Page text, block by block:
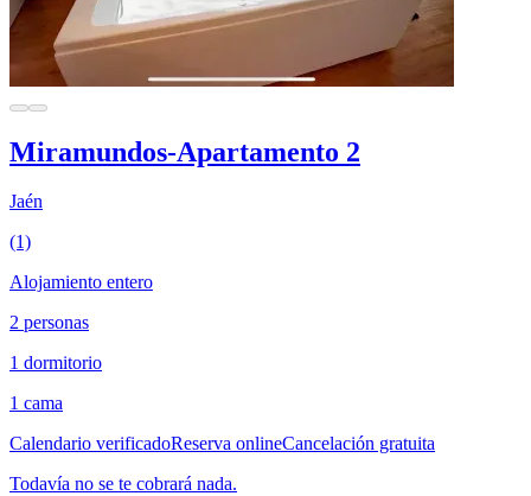
Miramundos-Apartamento 2
Jaén
(1)
Alojamiento entero
2 personas
1 dormitorio
1 cama
Calendario verificadoReserva onlineCancelación gratuita
Todavía no se te cobrará nada.